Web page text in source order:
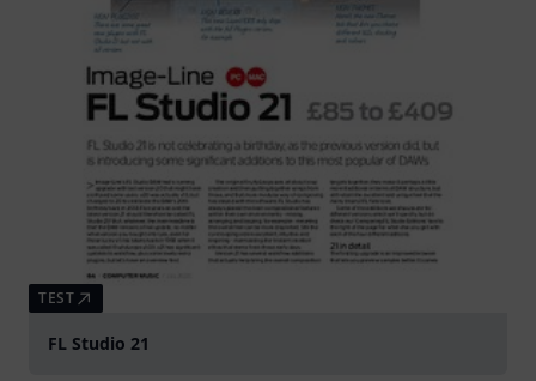
TEST
FL Studio 21